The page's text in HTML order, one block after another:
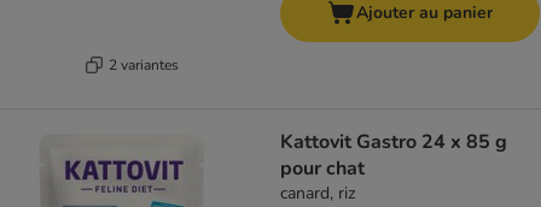
2 variantes
Ajouter au panier
Kattovit Gastro 24 x 85 g
pour chat
canard, riz